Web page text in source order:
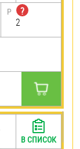
P
?
2
В СПИСОК